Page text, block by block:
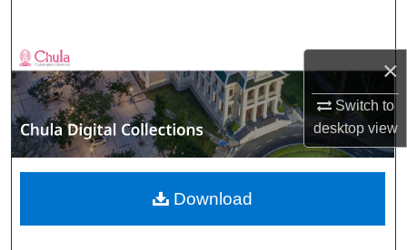
×
Switch to
desktopview
Browse Collections
My Account
About
Digital Commons Network™
Download